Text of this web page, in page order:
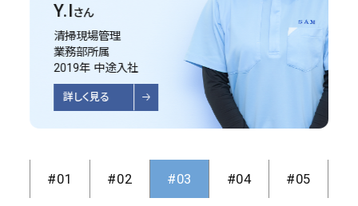
J.Iさん
清掃（日常清掃）
成田空港事業部所属
2022年 新卒入社
詳しく見る
K.Iさん
清掃（特別清掃）
特掃部所属
2025年 新卒入社
詳しく見る
Y.I
さん
清掃現場管理
業務部所属
2019年 中途入社
詳しく見る
C.Hさん
警備 警備部所属
2021年 中途入社
詳しく見る
A.Wさん
設備管理
事施設業部所属
2023年 中途入社
詳しく見る
S.Nさん
配送、倉庫管理
業務部所属
2018年 新卒入社
詳しく見る
Y.I
さん
スポーツジム管理業務
空の湯事業部所属
2008年 新卒入社
詳しく見る
H.Sさん
営業職 営業部所属
2023年 新卒入社
詳しく見る
S.Mさん
社内SE
情報システム室所属
2015年 中途入社
詳しく見る
M.Rさん
事務 総務部所属
2019年 新卒入社
詳しく見る
#01 #02 #03 #04 #05